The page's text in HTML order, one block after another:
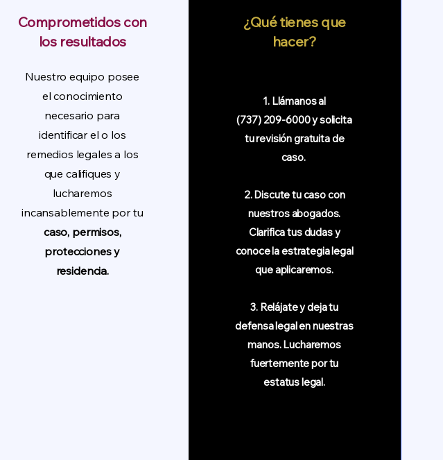
Comprometidos con
los resultados
Nuestro equipo posee
el conocimiento
necesario para
identificar el o los
remedios legales a los
que califiques y
lucharemos
incansablemente por tu
caso, permisos,
protecciones y
residencia.
¿Qué tienes que
hacer?
1. Llámanos al
(737) 209-6000 y solicita
tu revisión gratuita de
caso.
2. Discute tu caso con
nuestros abogados.
Clarifica tus dudas y
conoce la estrategia legal
que aplicaremos.
3. Relájate y deja tu
defensa legal en nuestras
manos. Lucharemos
fuertemente por tu
estatus legal.